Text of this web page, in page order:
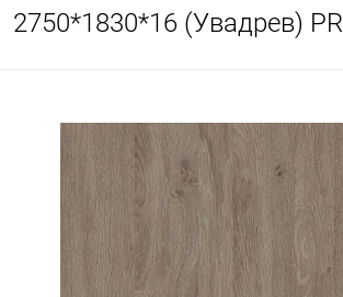
2750*1830*16 (Увадрев) PR